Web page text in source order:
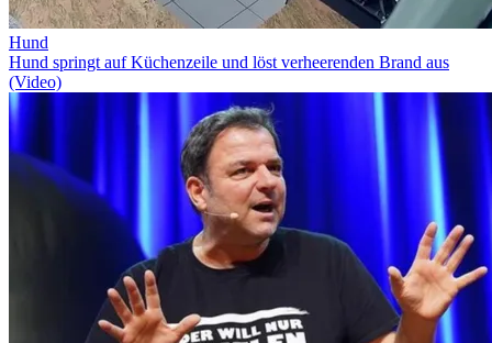
Hund
Hund springt auf Küchenzeile und löst verheerenden Brand aus
(Video)